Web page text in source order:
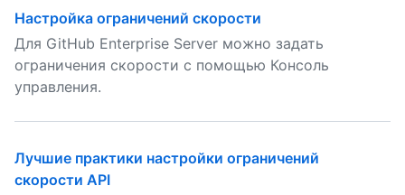
Настройка ограничений скорости
Для GitHub Enterprise Server можно задать
ограничения скорости с помощью Консоль
управления.
Лучшие практики настройки ограничений
скорости API